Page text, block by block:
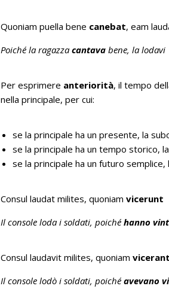
Quoniam puella bene canebat, eam
Poiché la ragazza cantava bene, la lodavi
Per esprimere anteriorità, il tempo
nella principale, per cui:
se la principale ha un presente, la
se la principale ha un tempo storico,
se la principale ha un futuro
Consul laudat milites, quoniam vicerunt
Il console loda i soldati, poiché hanno
Consul laudavit milites, quoniam vicerant
Il console lodò i soldati, poiché avevano